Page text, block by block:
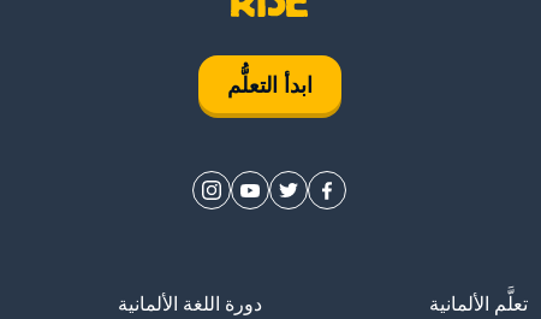
ابدأ التعلُّم
تعلَّم الألمانية
دورة اللغة الألمانية